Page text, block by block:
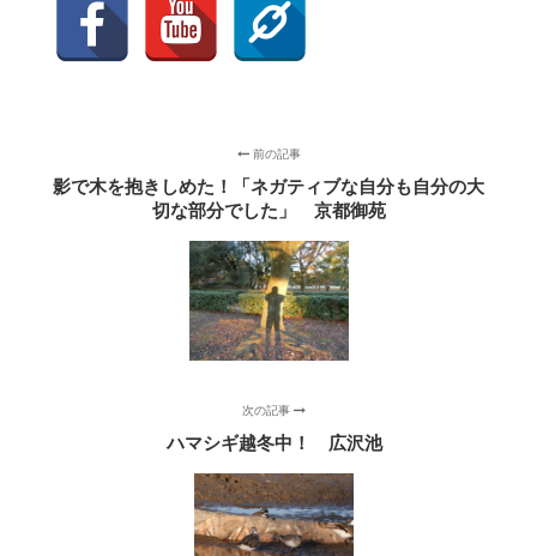
前の記事
影で木を抱きしめた！「ネガティブな自分も自分の大
切な部分でした」 京都御苑
次の記事
ハマシギ越冬中！ 広沢池